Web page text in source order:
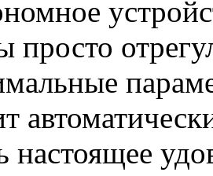
просто
настоящее